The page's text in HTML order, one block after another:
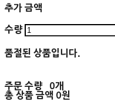
추가 금액
수량
품절된 상품입니다.
주문 수량
0개
총 상품 금액 0원